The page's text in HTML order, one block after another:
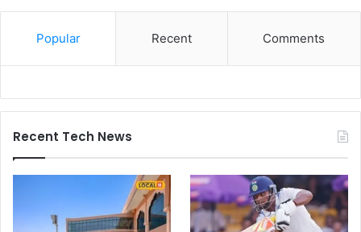
Popular Recent Comments
Recent Tech News